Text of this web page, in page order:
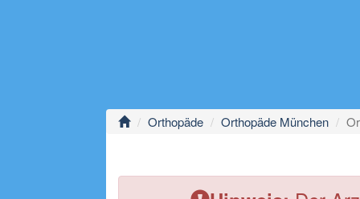
Orthopäde Orthopäde München